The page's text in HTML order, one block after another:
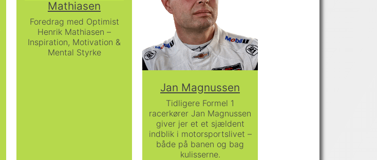
Mathiasen
Foredrag med Optimist
Henrik Mathiasen –
Inspiration, Motivation &
Mental Styrke
Jan Magnussen
Tidligere Formel 1
racerkører Jan Magnussen
giver jer et et sjældent
indblik i motorsportslivet –
både på banen og bag
kulisserne.